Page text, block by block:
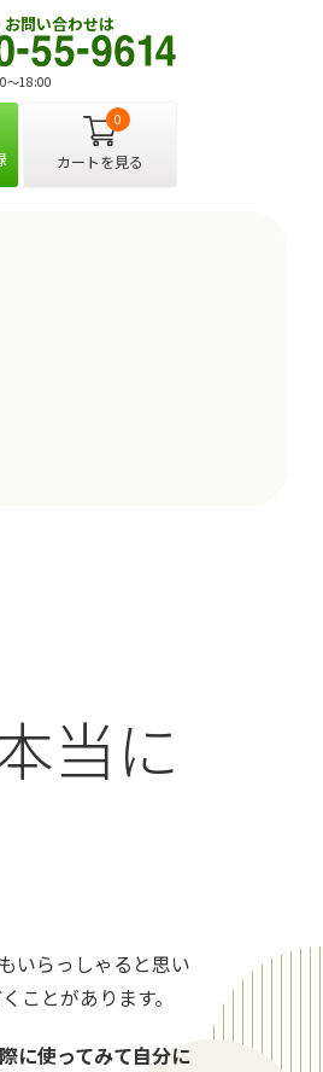
問い合わせは
〜18:00
0
カートを見る
当に
いらっしゃると思い
ことがあります。
に使ってみて自分に